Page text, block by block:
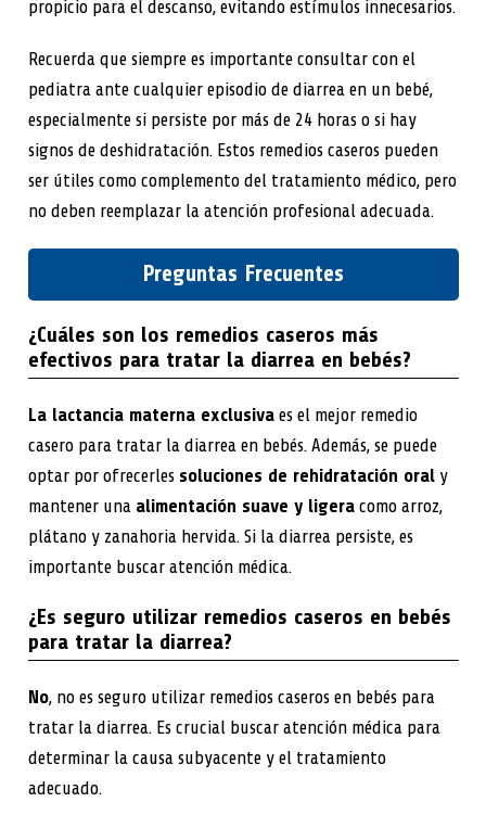
propicio para el descanso, evitando estímulos innecesarios.
Recuerda que siempre es importante consultar con el
pediatra ante cualquier episodio de diarrea en un bebé,
especialmente si persiste por más de 24 horas o si hay
signos de deshidratación. Estos remedios caseros pueden
ser útiles como complemento del tratamiento médico, pero
no deben reemplazar la atención profesional adecuada.
Preguntas Frecuentes
¿Cuáles son los remedios caseros más
efectivos para tratar la diarrea en bebés?
La lactancia materna exclusivaes el mejor remedio
casero para tratar la diarrea en bebés. Además, se puede
optar por ofrecerles soluciones de rehidratación oraly
mantener una alimentación suave y ligeracomo arroz,
plátano y zanahoria hervida. Si la diarrea persiste, es
importante buscar atención médica.
¿Es seguro utilizar remedios caseros en bebés
para tratar la diarrea?
No, no es seguro utilizar remedios caseros en bebés para
tratar la diarrea. Es crucial buscar atención médica para
determinar la causa subyacente y el tratamiento
adecuado.